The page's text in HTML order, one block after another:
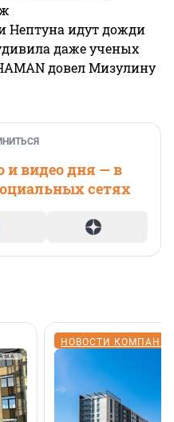
Нептуна идут дожди
даже ученых
довел Мизулину
и видео дня — в
сетях
НОВОСТИ